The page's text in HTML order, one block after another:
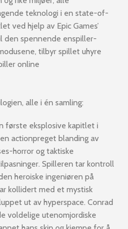
teknologi i en state-of-
ved hjelp av Epic Games’
den spennende enspiller-
tilbyr spillet uhyre
online
alle i én samling:
første eksplosive kapitlet i
actionpreget blanding av
horror og taktiske
Spilleren tar kontroll
heroiske ingeniøren på
kollidert med et mystisk
ut av hyperspace. Conrad
voldelige utenomjordiske